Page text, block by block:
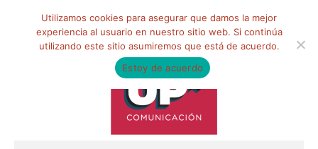
Utilizamos cookies para asegurar que damos la mejor
experiencia al usuario en nuestro sitio web. Si continúa
utilizando este sitio asumiremos que está de acuerdo.
Estoy de acuerdo